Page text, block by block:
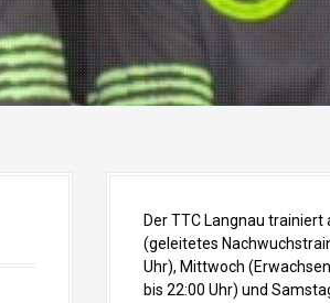
Der TTC Langnau trainiert
(geleitetes
Uhr), Mittwoch
bis 22:00 Uhr) und